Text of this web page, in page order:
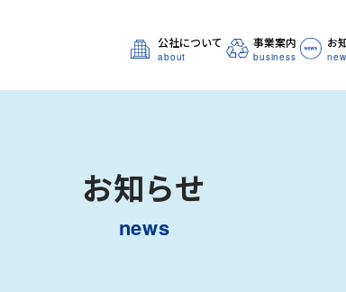
公社について
about
事業案内
business
お
お知らせ
news